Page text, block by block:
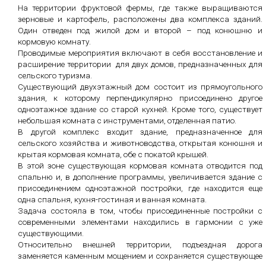
На территории фруктовой фермы, где также выращиваются
зерновые и картофель, расположены два комплекса зданий.
Один отведен под жилой дом и второй – под конюшню и
кормовую комнату.
Проводимые мероприятия включают в себя восстановление и
расширение территории для двух домов, предназначенных для
сельского туризма.
Существующий двухэтажный дом состоит из прямоугольного
здания, к которому перпендикулярно присоединено другое
одноэтажное здание со старой кухней. Кроме того, существует
небольшая комната с инструментами, отделенная патио.
В другой комплекс входит здание, предназначенное для
сельского хозяйства и животноводства, открытая конюшня и
крытая кормовая комната, обе с покатой крышей.
В этой зоне существующая кормовая комната отводится под
спальню и, в дополнение программы, увеличивается здание с
присоединением одноэтажной постройки, где находится еще
одна спальня, кухня-гостиная и ванная комната.
Задача состояла в том, чтобы присоединенные постройки с
современными элементами находились в гармонии с уже
существующими.
Относительно внешней территории, подъездная дорога
заменяется каменным мощением и сохраняется существующее